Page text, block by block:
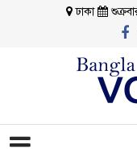
ঢাকা